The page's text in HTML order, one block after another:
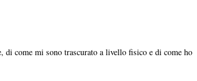
di come mi sono trascurato a livello fisico e di come ho